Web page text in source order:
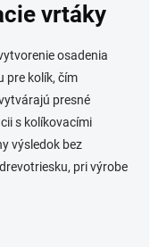
vrtáky
osadenia
pre kolík, čím
presné
s kolíkovacími
výsledok bez
pri výrobe